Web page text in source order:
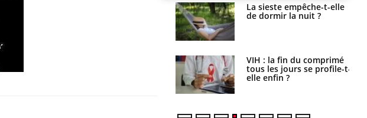
La sieste empêche-t-elle
de dormir la nuit ?
VIH : la fin du comprimé
tous les jours se profile-t-
elle enfin ?